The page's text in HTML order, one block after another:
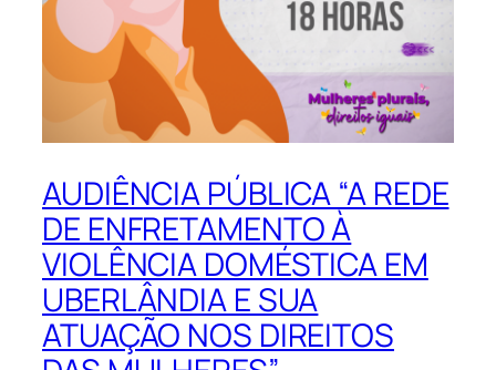
AUDIÊNCIA PÚBLICA “A REDE
DE ENFRETAMENTO À
VIOLÊNCIA DOMÉSTICA EM
UBERLÂNDIA E SUA
ATUAÇÃO NOS DIREITOS